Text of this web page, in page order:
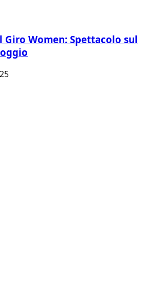
Giro Women: Spettacolo sul